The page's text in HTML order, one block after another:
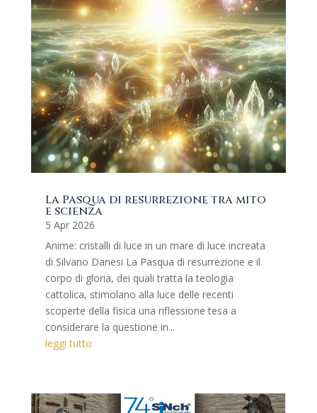
La Pasqua di resurrezione tra mito
e scienza
5 Apr 2026
Anime: cristalli di luce in un mare di luce increata
di Silvano Danesi La Pasqua di resurrezione e il
corpo di gloria, dei quali tratta la teologia
cattolica, stimolano alla luce delle recenti
scoperte della fisica una riflessione tesa a
considerare la questione in...
leggi tutto